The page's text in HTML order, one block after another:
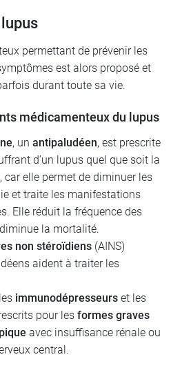
permettant de prévenir les
est alors proposé et
durant toute sa vie.
médicamenteux du lupus
, un antipaludéen, est prescrite
d’un lupus quel que soit la
car elle permet de diminuer les
et traite les manifestations
Elle réduit la fréquence des
la mortalité.
non stéroïdiens (AINS)
aident à traiter les
immunodépresseurs et les
pour les formes graves
avec insuffisance rénale ou
central.